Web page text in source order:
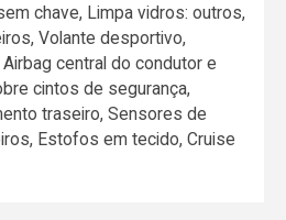
chave, Limpa vidros: outros,
Volante desportivo,
central do condutor e
cintos de segurança,
traseiro, Sensores de
Estofos em tecido, Cruise